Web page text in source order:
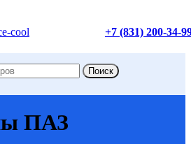
+7 (831) 200-34-
Поиск
ПАЗ